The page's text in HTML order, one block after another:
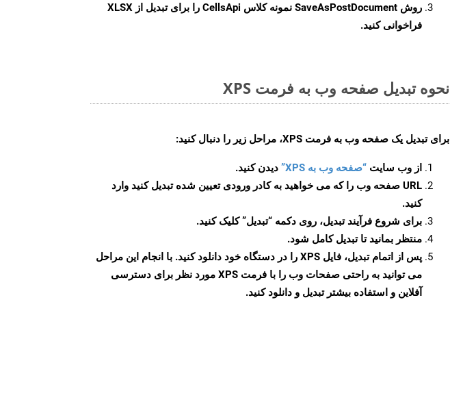
روش SaveAsPostDocument
نمونه کلاس CellsApi را برای تبدیل از XLSX
فراخوانی کنید.
نحوه تبدیل صفحه وب به فرمت XPS
برای تبدیل یک صفحه وب به فرمت XPS، مراحل زیر را دنبال کنید:
از وب سایت “صفحه وب به XPS”
دیدن کنید.
URL صفحه وب را که می خواهید به کادر ورودی تعیین شده تبدیل کنید وارد
کنید.
برای شروع فرآیند تبدیل، روی دکمه “تبدیل” کلیک کنید.
منتظر بمانید تا تبدیل کامل شود.
پس از اتمام تبدیل، فایل XPS را در دستگاه خود دانلود کنید. با انجام این مراحل
می توانید به راحتی صفحات وب را با فرمت XPS مورد نظر برای دسترسی
آفلاین و استفاده بیشتر تبدیل و دانلود کنید.